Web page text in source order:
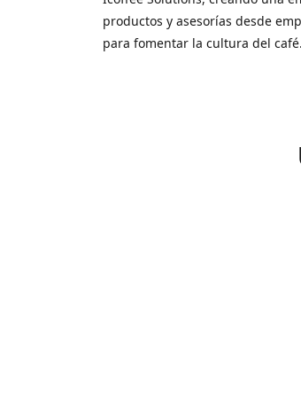
productos y asesorías desde
para fomentar la cultura del café.